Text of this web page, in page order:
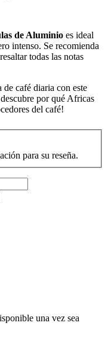
de Aluminio es ideal
intenso. Se recomienda
todas las notas
de café diaria con este
por qué Africas
del café!
para su reseña.
una vez sea